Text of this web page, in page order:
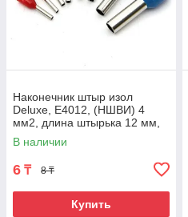
Наконечник штыр изол
Deluxe, Е4012, (НШВИ) 4
мм2, длина штырька 12 мм,
(1000 шт/упак)
В наличии
6 ₸ 8 ₸
Купить